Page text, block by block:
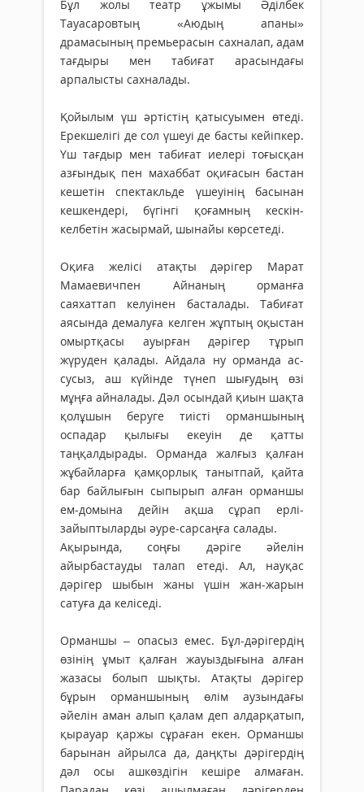
Бұл жолы театр ұжымы Әділбек
Тауасаровтың «Аюдың апаны»
драмасының премьерасын сахналап, адам
тағдыры мен табиғат арасындағы
арпалысты сахналады.
Қойылым үш әртістің қатысуымен өтеді.
Ерекшелігі де сол үшеуі де басты кейіпкер.
Үш тағдыр мен табиғат иелері тоғысқан
азғындық пен махаббат оқиғасын бастан
кешетін спектакльде үшеуінің басынан
кешкендері, бүгінгі қоғамның кескін-
келбетін жасырмай, шынайы көрсетеді.
Оқиға желісі атақты дәрігер Марат
Мамаевичпен Айнаның орманға
саяхаттап келуінен басталады. Табиғат
аясында демалуға келген жұптың оқыстан
омыртқасы ауырған дәрігер тұрып
жүруден қалады. Айдала ну орманда ас-
сусыз, аш күйінде түнеп шығудың өзі
мұңға айналады. Дәл осындай қиын шақта
қолұшын беруге тиісті орманшының
оспадар қылығы екеуін де қатты
таңқалдырады. Орманда жалғыз қалған
жұбайларға қамқорлық танытпай, қайта
бар байлығын сыпырып алған орманшы
ем-домына дейін ақша сұрап ерлі-
зайыптыларды әуре-сарсаңға салады.
Ақырында, соңғы дәріге әйелін
айырбастауды талап етеді. Ал, науқас
дәрігер шыбын жаны үшін жан-жарын
сатуға да келіседі.
Орманшы – опасыз емес. Бұл-дәрігердің
өзінің ұмыт қалған жауыздығына алған
жазасы болып шықты. Атақты дәрігер
бұрын орманшының өлім аузындағы
әйелін аман алып қалам деп алдарқатып,
қырауар қаржы сұраған екен. Орманшы
барынан айрылса да, даңқты дәрігердің
дәл осы ашкөздігін кешіре алмаған.